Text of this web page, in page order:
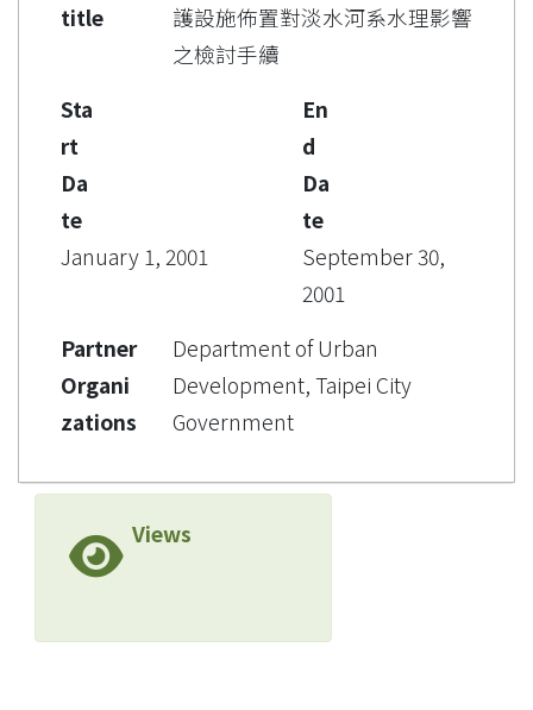
title
護設施佈置對淡水河系水理影響
之檢討手續
Sta
rt
Da
te
January 1, 2001
En
d
Da
te
September 30,
2001
Partner
Organi
zations
Department of Urban
Development, Taipei City
Government
Views